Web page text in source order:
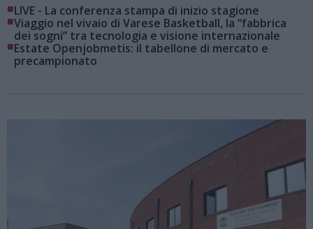
■LIVE - La conferenza stampa di inizio stagione
■Viaggio nel vivaio di Varese Basketball, la “fabbrica
dei sogni” tra tecnologia e visione internazionale
■Estate Openjobmetis: il tabellone di mercato e
precampionato